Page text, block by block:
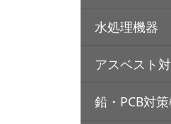
水処理機器
アスベスト
鉛・PCB対